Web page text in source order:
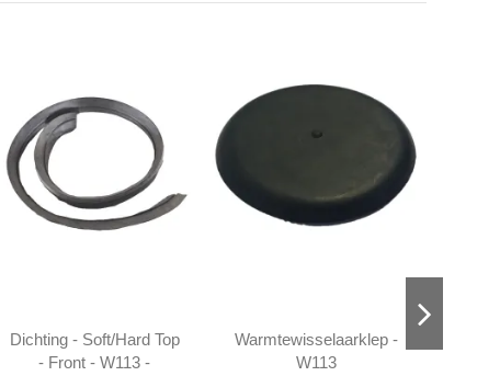
Dichting - Soft/Hard Top
- Front - W113 -
Warmtewisselaarklep -
W113